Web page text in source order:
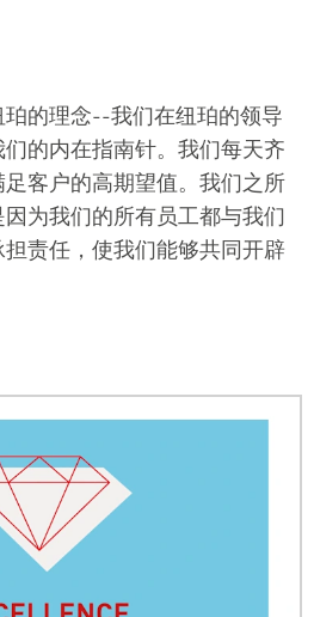
都有益。他们认同自己的工
责。他们对工作充满信心和
的理念--我们在纽珀的领导
的内在指南针。我们每天齐
客户的高期望值。我们之所
为我们的所有员工都与我们
责任，使我们能够共同开辟